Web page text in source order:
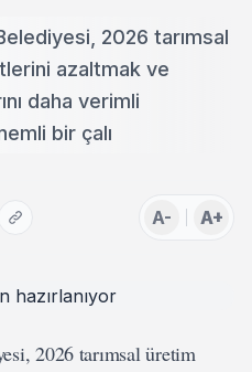
2026 tarımsal
azaltmak ve
daha verimli
bir çalı
A- A+
2026 tarımsal üretim